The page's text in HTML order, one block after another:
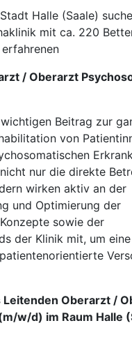
Halle (Saale)
mit ca. 220
/ Oberarzt
Beitrag zur
von
nur die direkte
wirken aktiv an der
und Optimierung der
sowie der
der Klinik mit, um eine
Leitenden Oberarzt /
w/d) im Raum Halle